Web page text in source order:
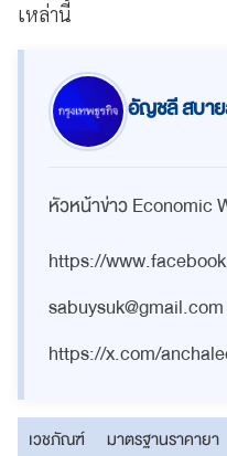
เหล่านี้
อัญชลี สบา
หัวหน้าข่าว Economic
https://
sabuysuk@gmail.com
https://x.com/
เวชภัณฑ์ มาตรฐานราคายา